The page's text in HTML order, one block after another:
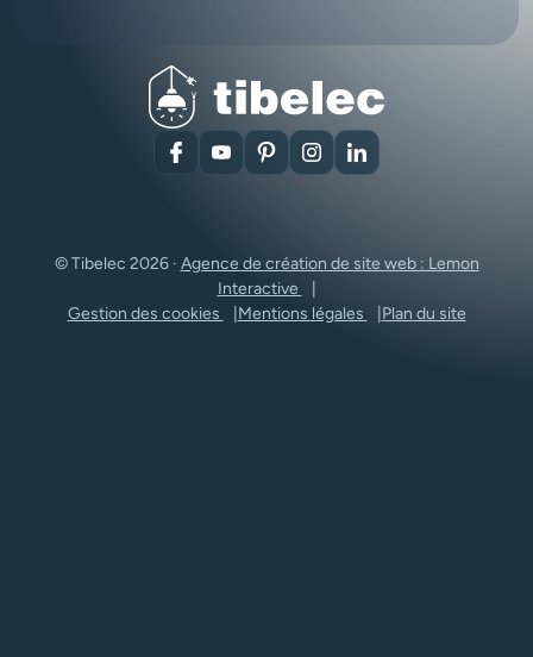
FacebookYouTubePinterestInstagramLinkedIn
© Tibelec 2026 · Agence de création de site web : Lemon
Interactive
Gestion des cookies
Mentions légales Plan du site